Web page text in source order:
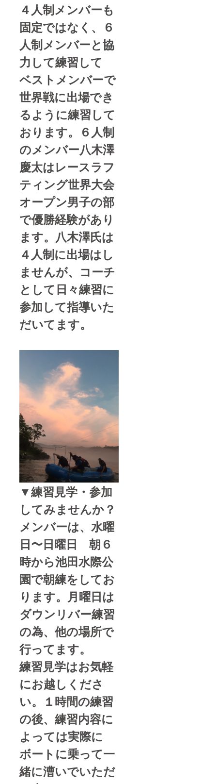
４人制メンバーも
固定ではなく、６
人制メンバーと協
力して練習して
ベストメンバーで
世界戦に出場でき
るように練習して
おります。６人制
のメンバー八木澤
慶太はレースラフ
ティング世界大会
オープン男子の部
で優勝経験があり
ます。八木澤氏は
４人制に出場はし
ませんが、コーチ
として日々練習に
参加して指導いた
だいてます。
▼練習見学・参加
してみませんか？
メンバーは、水曜
日〜日曜日 朝６
時から池田水際公
園で朝練をしてお
ります。月曜日は
ダウンリバー練習
の為、他の場所で
行ってます。
練習見学はお気軽
にお越しくださ
い。１時間の練習
の後、練習内容に
よっては実際に
ボートに乗って一
緒に漕いでいただ